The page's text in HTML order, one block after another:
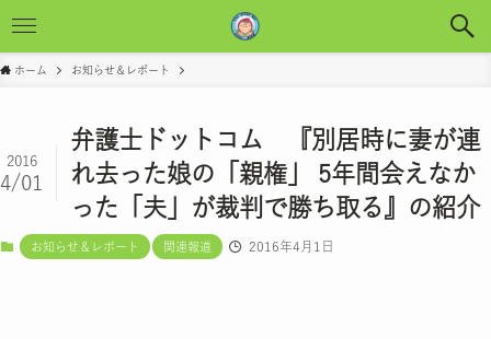
ホーム お知らせ＆レポート
弁護士ドットコム 『別居時に妻が連
れ去った娘の「親権」 5年間会えなか
った「夫」が裁判で勝ち取る』の紹介
2016
4/01
お知らせ＆レポート 関連報道 2016年4月1日